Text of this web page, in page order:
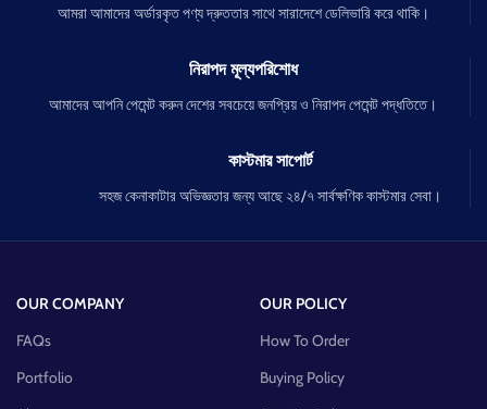
আমরা আমাদের অর্ডারকৃত পণ্য দ্রুততার সাথে সারাদেশে ডেলিভারি করে থাকি।
নিরাপদ মূল্যপরিশোধ
আমাদের আপনি পেমেন্ট করুন দেশের সবচেয়ে জনপ্রিয় ও নিরাপদ পেমেন্ট পদ্ধতিতে।
কাস্টমার সাপোর্ট
সহজ কেনাকাটার অভিজ্ঞতার জন্য আছে ২৪/৭ সার্বক্ষণিক কাস্টমার সেবা।
OUR COMPANY
FAQs
Portfolio
OUR POLICY
How To Order
Buying Policy